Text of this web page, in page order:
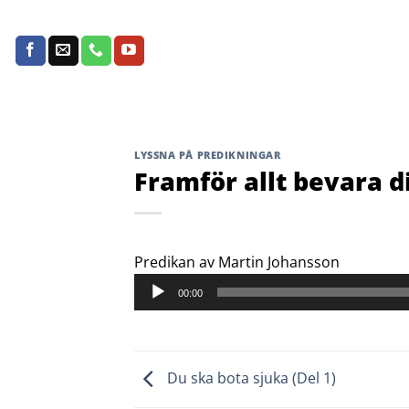
content
LYSSNA PÅ PREDIKNINGAR
Framför allt bevara
Predikan av Martin Johansson
00:00
Du ska bota sjuka (Del 1)